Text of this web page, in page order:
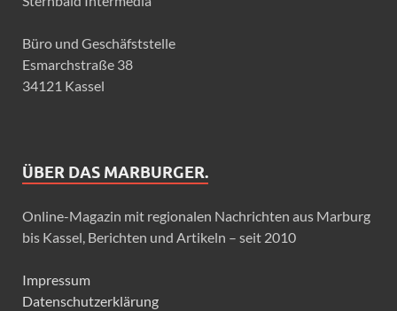
Büro und Geschäfststelle
Esmarchstraße 38
34121 Kassel
ÜBER DAS MARBURGER.
Online-Magazin mit regionalen Nachrichten aus Marburg
bis Kassel, Berichten und Artikeln – seit 2010
Impressum
Datenschutzerklärung